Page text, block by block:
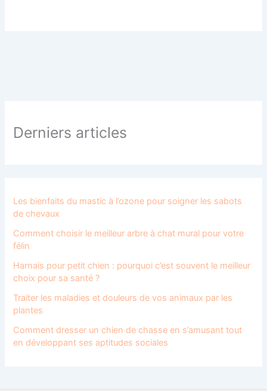
Derniers articles
Les bienfaits du mastic à l’ozone pour soigner les sabots
de chevaux
Comment choisir le meilleur arbre à chat mural pour votre
félin
Harnais pour petit chien : pourquoi c’est souvent le meilleur
choix pour sa santé ?
Traiter les maladies et douleurs de vos animaux par les
plantes
Comment dresser un chien de chasse en s’amusant tout
en développant ses aptitudes sociales